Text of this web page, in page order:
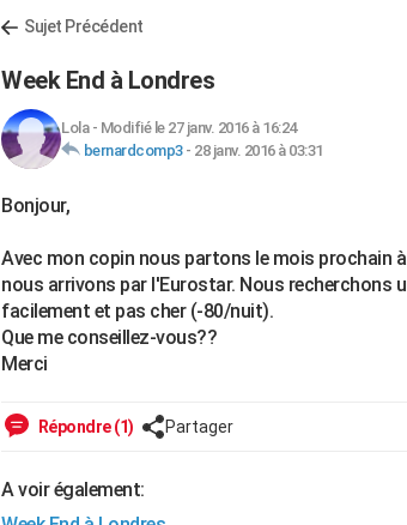
Sujet Précédent
Week End à Londres
Lola- Modifié le 27 janv. 2016 à 16:24
bernardcomp3- 28 janv. 2016 à 03:31
Bonjour,
Avec mon copin nous partons le mois prochain
nous arrivons par l'Eurostar. Nous recherchons
facilement et pas cher (-80/nuit).
Que me conseillez-vous??
Merci
Répondre (1) Partager
A voir également: